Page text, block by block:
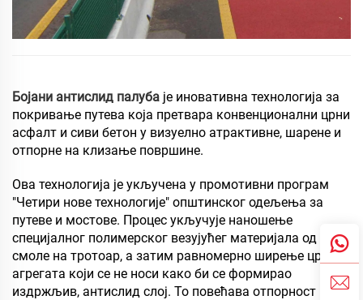
Бојани антислид палуба је иновативна технологија за
покривање путева која претвара конвенционални црни
асфалт и сиви бетон у визуелно атрактивне, шарене и
отпорне на клизање површине.
Ова технологија је укључена у промотивни програм
"Четири нове технологије" општинског одељења за
путеве и мостове. Процес укључује наношење
специјалног полимерског везујућег материјала од
смоле на тротоар, а затим равномерно ширење црног
агрегата који се не носи како би се формирао
издржљив, антислид слој. То повећава отпорност на